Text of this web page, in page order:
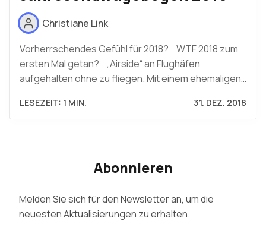
Christiane Link
Vorherrschendes Gefühl für 2018? WTF 2018 zum
ersten Mal getan? „Airside“ an Flughäfen
aufgehalten ohne zu fliegen. Mit einem ehemaligen…
LESEZEIT: 1 MIN. 31. DEZ. 2018
Abonnieren
Melden Sie sich für den Newsletter an, um die
neuesten Aktualisierungen zu erhalten.